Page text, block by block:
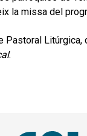
la missa del
Pastoral Litúrgica,
.